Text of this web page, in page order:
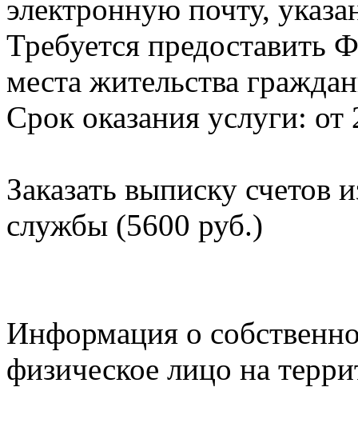
электронную почту,
Требуется
места жительства
Срок оказания услуги: от
Заказать выписку счетов
службы (5600 руб.)
Информация о
физическое лицо на